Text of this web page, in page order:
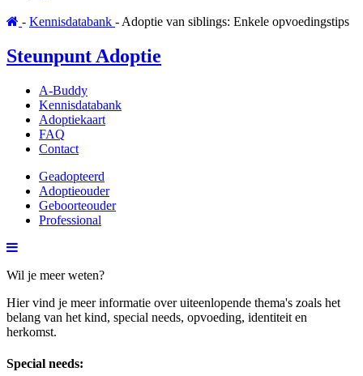
- Kennisdatabank - Adoptie van siblings: Enkele opvoedingstips
Steunpunt Adoptie
A-Buddy
Kennisdatabank
Adoptiekaart
FAQ
Contact
Geadopteerd
Adoptieouder
Geboorteouder
Professional
Wil je meer weten?
Hier vind je meer informatie over uiteenlopende thema's zoals het
belang van het kind, special needs, opvoeding, identiteit en
herkomst.
Special needs: